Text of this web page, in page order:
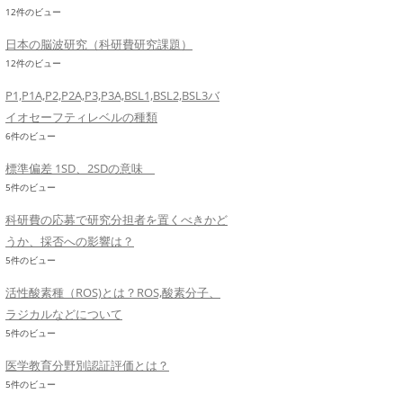
12件のビュー
日本の脳波研究（科研費研究課題）
12件のビュー
P1,P1A,P2,P2A,P3,P3A,BSL1,BSL2,BSL3バ
イオセーフティレベルの種類
6件のビュー
標準偏差 1SD、2SDの意味
5件のビュー
科研費の応募で研究分担者を置くべきかど
うか、採否への影響は？
5件のビュー
活性酸素種（ROS)とは？ROS,酸素分子、
ラジカルなどについて
5件のビュー
医学教育分野別認証評価とは？
5件のビュー